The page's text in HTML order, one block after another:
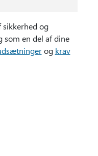
sikkerhed og
som en del af dine
og krav